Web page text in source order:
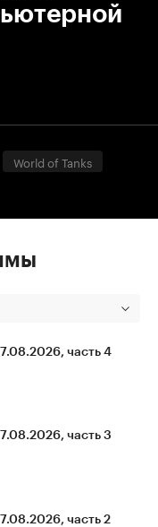
World of Tanks
часть 4
часть 3
часть 2